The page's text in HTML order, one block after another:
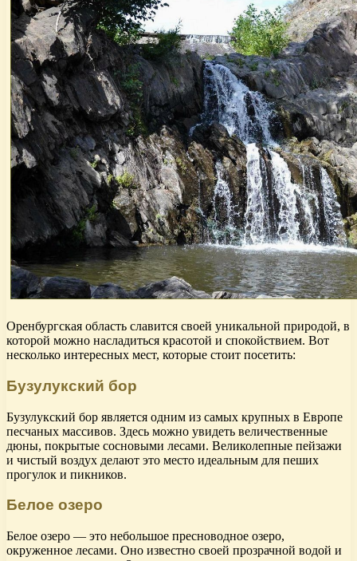
Оренбургская область славится своей уникальной природой, в
которой можно насладиться красотой и спокойствием. Вот
несколько интересных мест, которые стоит посетить:
Бузулукский бор
Бузулукский бор является одним из самых крупных в Европе
песчаных массивов. Здесь можно увидеть величественные
дюны, покрытые сосновыми лесами. Великолепные пейзажи
и чистый воздух делают это место идеальным для пеших
прогулок и пикников.
Белое озеро
Белое озеро — это небольшое пресноводное озеро,
окруженное лесами. Оно известно своей прозрачной водой и